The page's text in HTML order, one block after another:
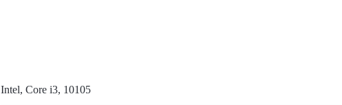
Intel, Core i3, 10105